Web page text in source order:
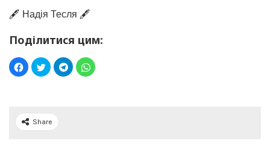
🖋️ Надія Тесля 🖋️
Поділитися цим:
Share